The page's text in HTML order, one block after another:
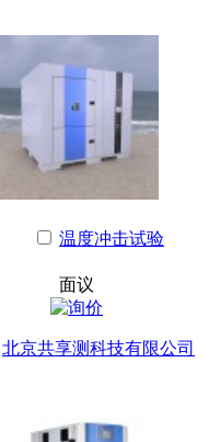
温度冲击试验
面议
北京共享测科技有限公司